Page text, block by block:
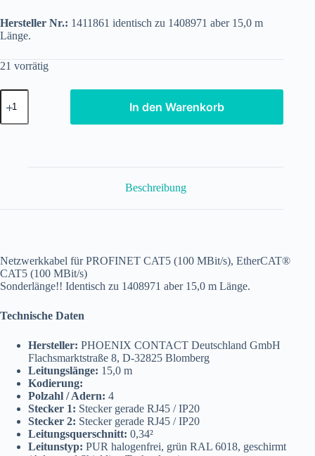
Hersteller Nr.: 1411861 identisch zu 1408971 aber 15,0 m
Länge.
21 vorrätig
PHOENIX
CONTACT
In den Warenkorb
Beschreibung
Netzwerkkabel für PROFINET CAT5 (100 MBit/s), EtherCAT®
CAT5 (100 MBit/s)
Sonderlänge!! Identisch zu 1408971 aber 15,0 m Länge.
Technische Daten
Hersteller: PHOENIX CONTACT Deutschland GmbH
Flachsmarktstraße 8, D-32825 Blomberg
Leitungslänge: 15,0 m
Kodierung:
Polzahl / Adern: 4
Stecker 1: Stecker gerade RJ45 / IP20
Stecker 2: Stecker gerade RJ45 / IP20
Leitungsquerschnitt: 0,34²
Leitunstyp: PUR halogenfrei, grün RAL 6018, geschirmt